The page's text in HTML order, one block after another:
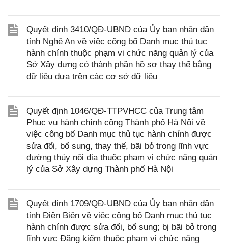
Quyết định 3410/QĐ-UBND của Ủy ban nhân dân
tỉnh Nghệ An về việc công bố Danh mục thủ tục
hành chính thuộc phạm vi chức năng quản lý của
Sở Xây dựng có thành phần hồ sơ thay thế bằng
dữ liệu dựa trên các cơ sở dữ liệu
Quyết định 1046/QĐ-TTPVHCC của Trung tâm
Phục vụ hành chính công Thành phố Hà Nội về
việc công bố Danh mục thủ tục hành chính được
sửa đổi, bổ sung, thay thế, bãi bỏ trong lĩnh vực
đường thủy nội địa thuộc phạm vi chức năng quản
lý của Sở Xây dựng Thành phố Hà Nội
Quyết định 1709/QĐ-UBND của Ủy ban nhân dân
tỉnh Điện Biên về việc công bố Danh mục thủ tục
hành chính được sửa đổi, bổ sung; bị bãi bỏ trong
lĩnh vực Đăng kiểm thuộc phạm vi chức năng